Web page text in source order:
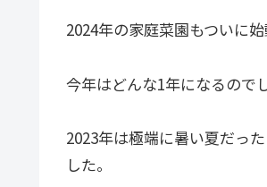
2024年の家庭菜園もついに始
今年はどんな1年になるので
2023年は極端に暑い夏だっ
した。